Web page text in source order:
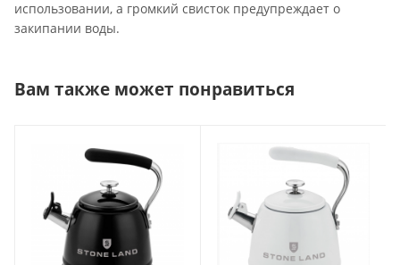
использовании, а громкий свисток предупреждает о
закипании воды.
Вам также может понравиться